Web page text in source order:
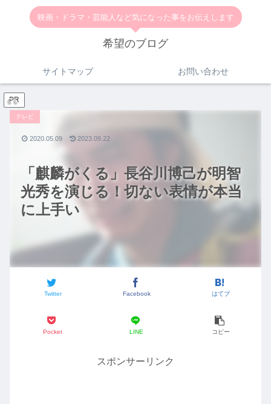
映画・ドラマ・芸能人など気になった事をお伝えします
希望のブログ
サイトマップ お問い合わせ
PR
「麒麟がくる」長谷川博己が明智
光秀を演じる！切ない表情が本当
に上手い
テレビ
Twitter Facebook はてブ
Pocket LINE コピー
2020.05.09 2023.09.22
スポンサーリンク